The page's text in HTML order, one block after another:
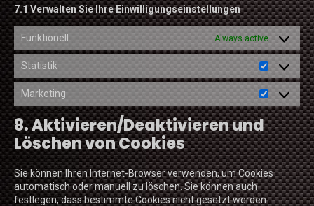
7.1 Verwalten Sie Ihre Einwilligungseinstellungen
Funktionell Always active
Statistik
Statistik
Marketing
Marketing
8. Aktivieren/Deaktivieren und
Löschen von Cookies
Sie können Ihren Internet-Browser verwenden, um Cookies
automatisch oder manuell zu löschen. Sie können auch
festlegen, dass bestimmte Cookies nicht gesetzt werden